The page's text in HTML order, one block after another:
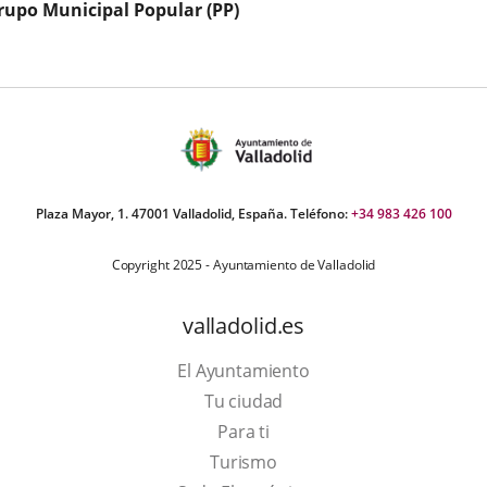
externa.
Municipal Popular (PP)
Plaza Mayor, 1. 47001 Valladolid, España. Teléfono:+34 983 426 100
Copyright 2025 - Ayuntamiento de Valladolid
valladolid.es
El Ayuntamiento
Tu ciudad
Para ti
TurismoEste